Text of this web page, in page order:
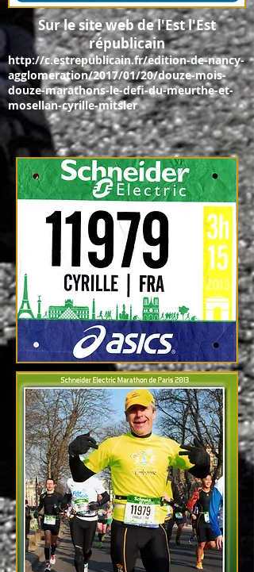
Sur le site web de l'Est l'Est
républicain
http://c.estrepublicain.fr/edition-de-nancy-
agglomeration/2017/01/20/douze-mois-
douze-marathons-le-defi-du-meurthe-et-
mosellan-cyrille-mitsler